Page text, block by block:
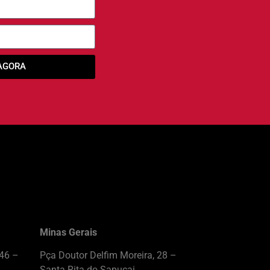
–
Minas Gerais
Pça Doutor Delfim Moreira, 28 –